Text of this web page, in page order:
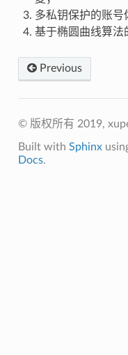
多私钥保护的账号
基于椭圆曲线算法
Previous
© 版权所有 2019,
Built with Sphinx
Docs.